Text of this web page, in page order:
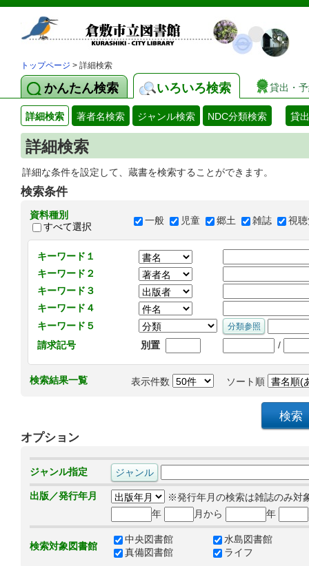
トップページ > 詳細検索
かんたん検索 いろいろ検索 貸出・
詳細検索 著者名検索 ジャンル検索 NDC分類検索 貸
詳細検索
詳細な条件を設定して、蔵書を検索することができます。
検索条件
資料種別
すべて選択
一般 児童 郷土 雑誌 視
キーワード１
キーワード２
キーワード３
キーワード４
キーワード５
請求記号
別置 /
検索結果一覧 表示件数 ソート順
オプション
ジャンル指定
出版／発行年月
※発行年月の検索は雑誌のみ対
年
月から 年
検索対象図書館
中央図書館
水島図書館
真備図書館
ライフ